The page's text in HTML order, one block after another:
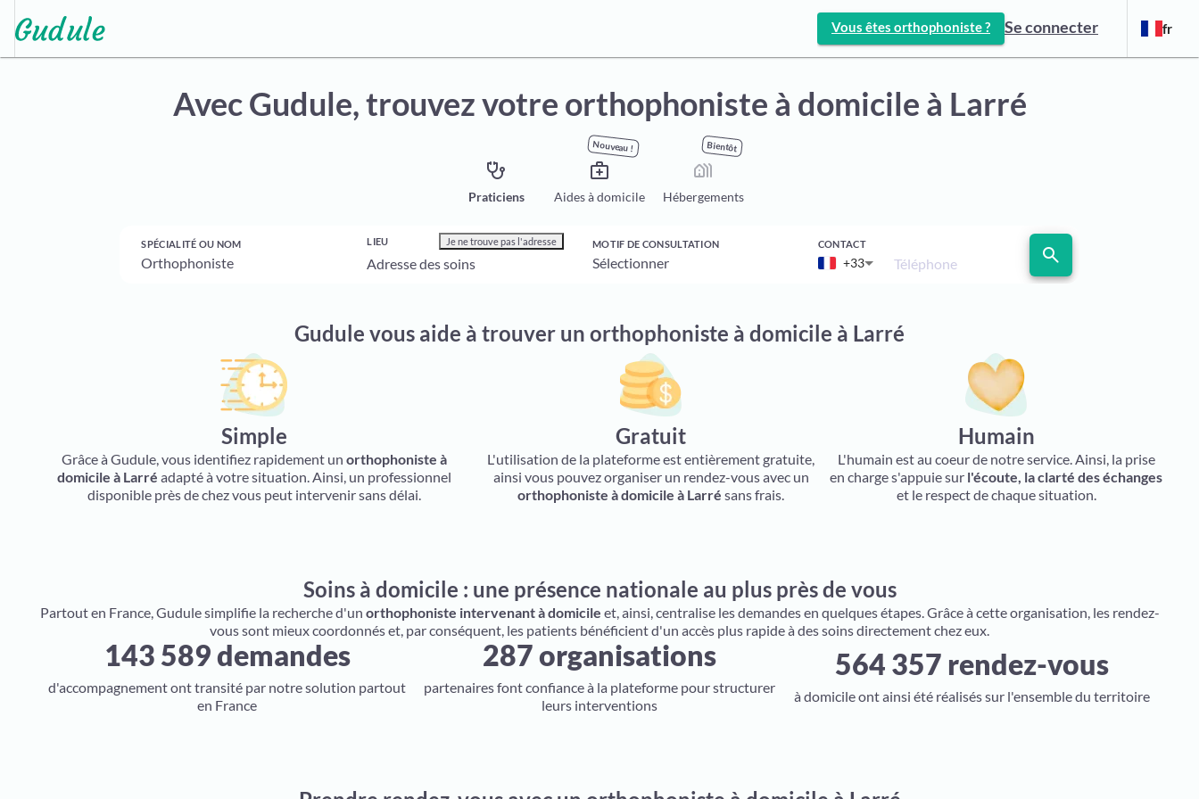
Vous êtes orthophoniste ? Se connecter fr
Avec Gudule, trouvez votre orthophoniste à domicile à Larré
stethoscope
Praticiens
Nouveau !
medical_services
Aides à domicile
Bientôt
holiday_village
Hébergements
SPÉCIALITÉ OU NOM LIEU Je ne trouve pas l'adresse MOTIF DE CONSULTATION CONTACT
+33 Téléphone search
Gudule vous aide à trouver un orthophoniste à domicile à Larré
Simple
Grâce à Gudule, vous identifiez rapidement un orthophoniste à
domicile à Larré adapté à votre situation. Ainsi, un professionnel
disponible près de chez vous peut intervenir sans délai.
Gratuit
L'utilisation de la plateforme est entièrement gratuite,
ainsi vous pouvez organiser un rendez-vous avec un
orthophoniste à domicile à Larré sans frais.
Humain
L'humain est au coeur de notre service. Ainsi, la prise
en charge s'appuie sur l'écoute, la clarté des échanges
et le respect de chaque situation.
Soins à domicile : une présence nationale au plus près de vous
Partout en France, Gudule simplifie la recherche d'un orthophoniste intervenant à domicile et, ainsi, centralise les demandes en quelques étapes. Grâce à cette organisation, les rendez-
vous sont mieux coordonnés et, par conséquent, les patients bénéficient d'un accès plus rapide à des soins directement chez eux.
143 589 demandes
d'accompagnement ont transité par notre solution partout
en France
287 organisations
partenaires font confiance à la plateforme pour structurer
leurs interventions
564 357 rendez-vous
à domicile ont ainsi été réalisés sur l'ensemble du territoire